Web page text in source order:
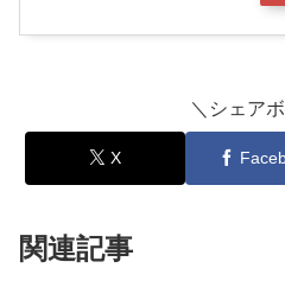
＼シェア
X
関連記事